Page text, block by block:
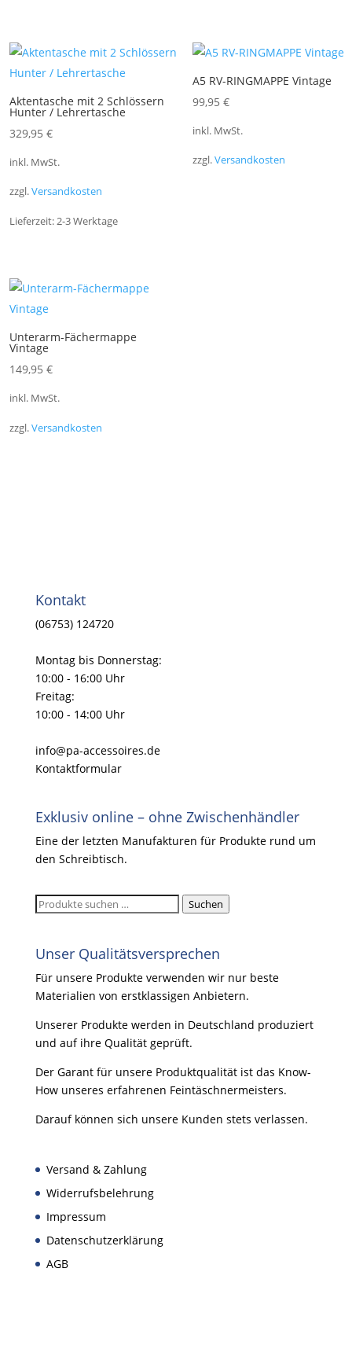
Aktentasche mit 2 Schlössern
Hunter / Lehrertasche
329,95 €
inkl. MwSt.
zzgl.Versandkosten
Lieferzeit:2-3 Werktage
A5 RV-RINGMAPPE Vintage
99,95 €
inkl. MwSt.
zzgl.Versandkosten
Unterarm-Fächermappe
Vintage
149,95 €
inkl. MwSt.
zzgl.Versandkosten
Kontakt
(06753) 124720
Montag bis Donnerstag:
10:00 - 16:00 Uhr
Freitag:
10:00 - 14:00 Uhr
info@pa-accessoires.de
Kontaktformular
Exklusiv online – ohne Zwischenhändler
Eine der letzten Manufakturen für Produkte rund um
den Schreibtisch.
Suchen
Suchen
Unser Qualitätsversprechen
Für unsere Produkte verwenden wir nur beste
Materialien von erstklassigen Anbietern.
Unserer Produkte werden in Deutschland produziert
und auf ihre Qualität geprüft.
Der Garant für unsere Produktqualität ist das Know-
How unseres erfahrenen Feintäschnermeisters.
Darauf können sich unsere Kunden stets verlassen.
Versand & Zahlung
Widerrufsbelehrung
Impressum
Datenschutzerklärung
AGB